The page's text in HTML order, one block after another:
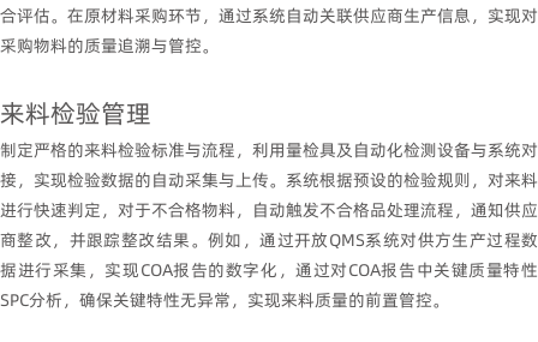
合评估。在原材料采购环节，通过系统自动关联供应商生产信息，实现对
采购物料的质量追溯与管控。
来料检验管理
制定严格的来料检验标准与流程，利用量检具及自动化检测设备与系统对
接，实现检验数据的自动采集与上传。系统根据预设的检验规则，对来料
进行快速判定，对于不合格物料，自动触发不合格品处理流程，通知供应
商整改，并跟踪整改结果。例如，通过开放QMS系统对供方生产过程数
据进行采集，实现COA报告的数字化，通过对COA报告中关键质量特性
SPC分析，确保关键特性无异常，实现来料质量的前置管控。